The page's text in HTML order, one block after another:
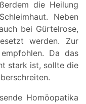
die Heilung
Neben
bei Gürtelrose,
werden. Zur
Da das
stark ist, sollte die
Homöopatika